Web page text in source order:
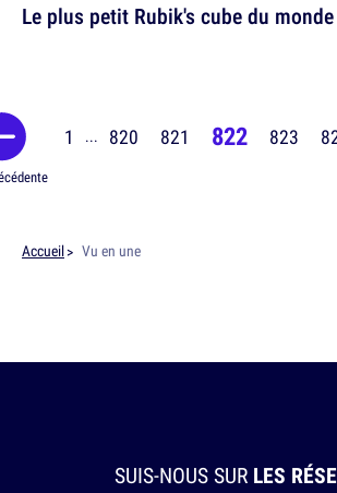
Le plus petit Rubik's cube du monde
1 ... 820 821 822 823
Accueil Vu en une
SUIS-NOUS SUR LES